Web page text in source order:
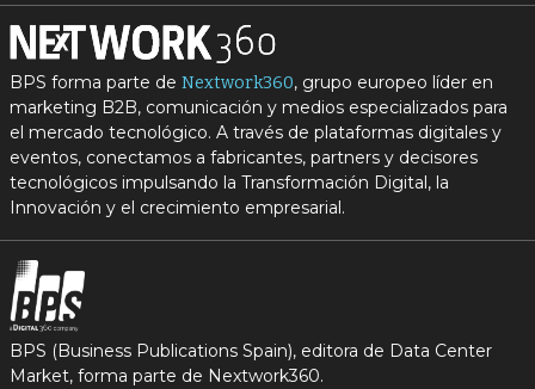
BPS forma parte de Nextwork360, grupo europeo líder en
marketing B2B, comunicación y medios especializados para
el mercado tecnológico. A través de plataformas digitales y
eventos, conectamos a fabricantes, partners y decisores
tecnológicos impulsando la Transformación Digital, la
Innovación y el crecimiento empresarial.
BPS (Business Publications Spain), editora de Data Center
Market, forma parte de Nextwork360.